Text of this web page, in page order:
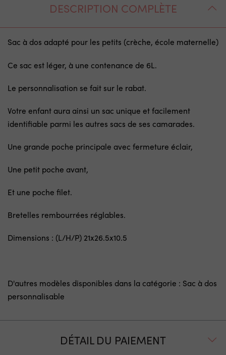
DESCRIPTION COMPLÈTE
Sac à dos adapté pour les petits (crèche, école maternelle)
Ce sac est léger, à une contenance de 6L.
Le personnalisation se fait sur le rabat.
Votre enfant aura ainsi un sac unique et facilement
identifiable parmi les autres sacs de ses camarades.
Une grande poche principale avec fermeture éclair,
Une petit poche avant,
Et une poche filet.
Bretelles rembourrées réglables.
Dimensions : (L/H/P) 21x26.5x10.5
D'autres modèles disponibles dans la catégorie : Sac à dos
personnalisable
DÉTAIL DU PAIEMENT